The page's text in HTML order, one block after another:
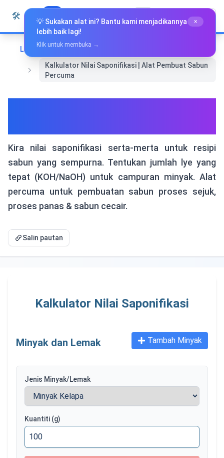
Langkau ke kandungan
🛠️ Whiz Tools Bahasa Melayu
Laman Utama
Alat Khas
Kalkulator Nilai Saponifikasi | Alat Pembuat Sabun
Percuma
Kira nilai saponifikasi serta-merta untuk resipi
sabun yang sempurna. Tentukan jumlah lye yang
tepat (KOH/NaOH) untuk campuran minyak. Alat
percuma untuk pembuatan sabun proses sejuk,
proses panas & sabun cecair.
Salin pautan
Kalkulator Nilai Saponifikasi
Minyak dan Lemak Tambah Minyak
Jenis Minyak/Lemak
Kuantiti (g)
💡 Sukakan alat ini? Bantu kami menjadikannya
lebih baik lagi!
×
Klik untuk membuka →